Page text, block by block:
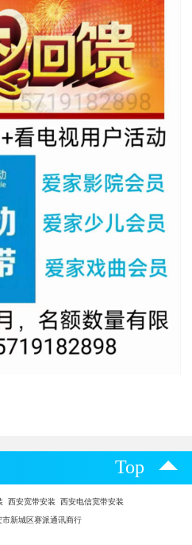
Top
西安宽带安装 西安电信宽带安装
市新城区赛派通讯商行